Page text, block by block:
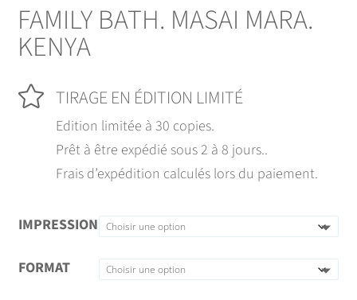
FAMILY BATH. MASAI MARA.
KENYA
 TIRAGE EN ÉDITION LIMITÉ
Edition limitée à 30 copies.
Prêt à être expédié sous 2 à 8 jours..
Frais d’expédition calculés lors du paiement.
IMPRESSION
FORMAT